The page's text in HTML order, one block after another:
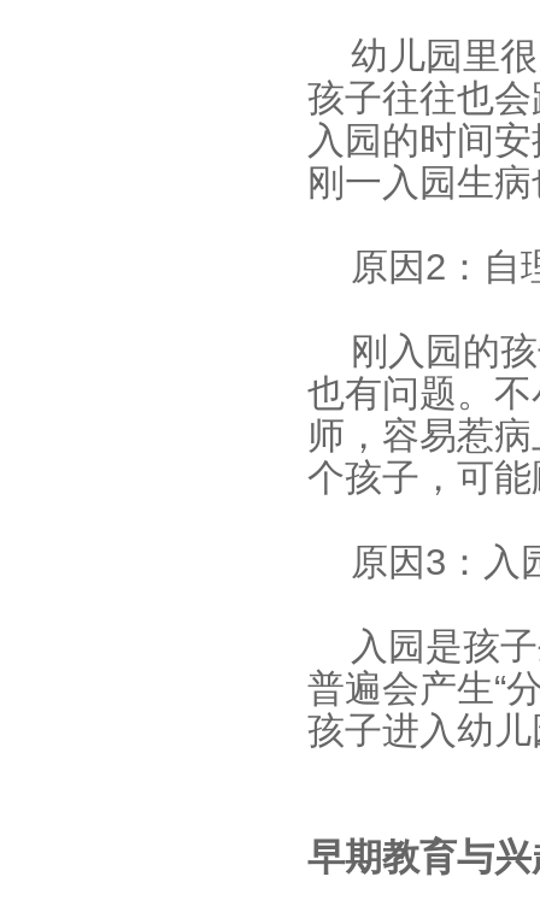
幼儿园里
孩子往往也
入园的时间
刚一入园生
原因2：自
刚入园的
也有问题。
师，容易惹
个孩子，可
原因3：入
入园是孩
普遍会产生“
孩子进入幼
早期教育与